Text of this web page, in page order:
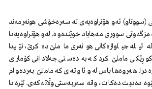
(سووتاو) ئەو هۆنراوەیەی لە سەرەخۆشی هونەرمەند
سووری مەهاباد خوێندەوە. لەو هۆنراوەیەدا
جیاوازەکانی هونەری ماملێ دەکرێ، تێیدا
کوڕێکی ماملێ کرد کە بەدەستی جەلادانی کۆماری
درا. هەروەها باس لەو ئاواتەی کە ماملێ بەردەوام
دەدیت دەکات، واتە سەربەستی وڵاتەکەی. لێرەدا